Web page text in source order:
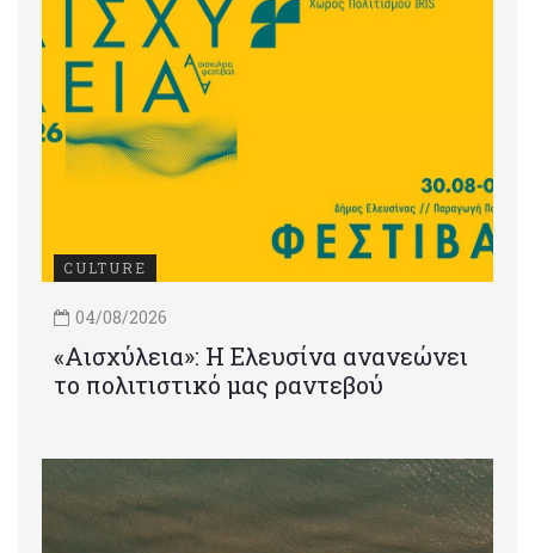
CULTURE
04/08/2026
«Αισχύλεια»: Η Ελευσίνα ανανεώνει
το πολιτιστικό μας ραντεβού